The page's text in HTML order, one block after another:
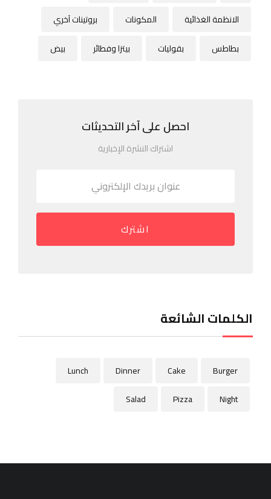
الانظمة الغذائية
المكونات
بروتينات آخري
بطاطس
بقوليات بيتزا وفطائر بيض
احصل على آخر التحديثات
اشتراك النشرة الإخبارية
اشترك
الكلمات الشائعة
Burger
Cake
Dinner
Lunch
Night
Pizza
Salad